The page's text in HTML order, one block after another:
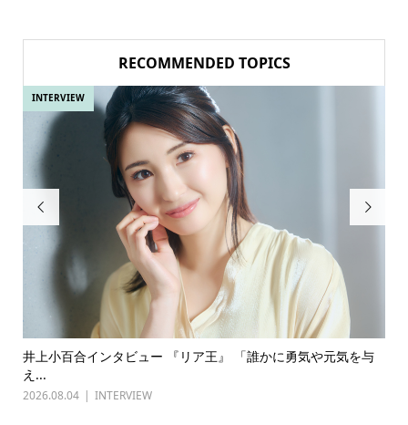
RECOMMENDED TOPICS

井上小百合インタビュー 『リア王』 「誰かに勇気や元気を与
え...
2026.08.04 INTERVIEW
INTERVIEW
